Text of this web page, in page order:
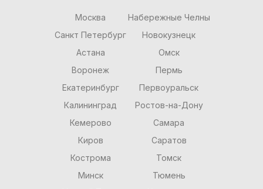
Москва
Санкт Петербург
Астана
Воронеж
Екатеринбург
Калининград
Кемерово
Киров
Кострома
Минск
Набережные Челны
Новокузнецк
Омск
Пермь
Первоуральск
Ростов-на-Дону
Самара
Саратов
Томск
Тюмень